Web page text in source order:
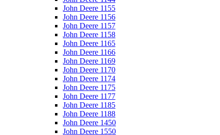
John Deere 1155
John Deere 1156
John Deere 1157
John Deere 1158
John Deere 1165
John Deere 1166
John Deere 1169
John Deere 1170
John Deere 1174
John Deere 1175
John Deere 1177
John Deere 1185
John Deere 1188
John Deere 1450
John Deere 1550